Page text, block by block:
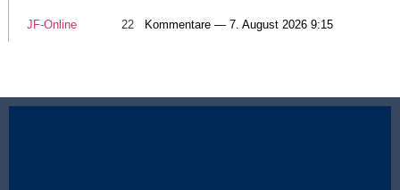
JF-Online 22 Kommentare — 7. August 2026 9:15